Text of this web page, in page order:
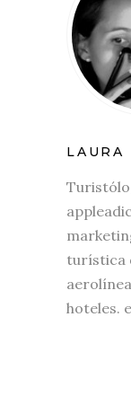
LAURA
turística
hoteles.